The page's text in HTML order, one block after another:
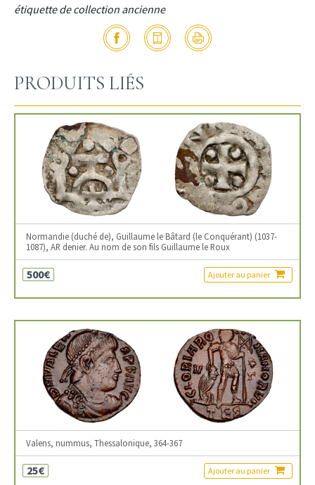
étiquette de collection ancienne
PRODUITS LIÉS
Normandie (duché de), Guillaume le Bâtard (le Conquérant) (1037-
1087), AR denier. Au nom de son fils Guillaume le Roux
500€ Ajouter au panier
Valens, nummus, Thessalonique, 364-367
25€ Ajouter au panier